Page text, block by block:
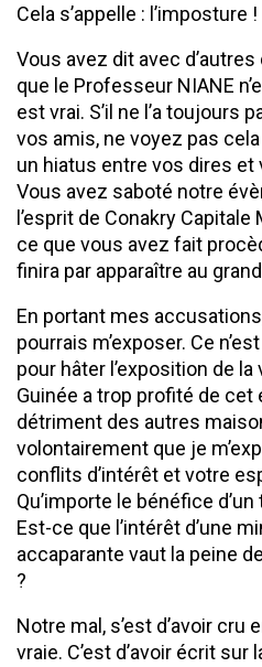
Cela s’appelle : l’imposture !
Vous avez dit avec
que le Professeur NIANE
est vrai. S’il ne l’a toujours
vos amis, ne voyez pas cela
un hiatus entre vos dires et
Vous avez saboté notre
l’esprit de Conakry
ce que vous avez fait
finira par apparaître au
En portant mes
pourrais m’exposer. Ce
pour hâter l’exposition de
Guinée a trop profité de cet
détriment des autres
volontairement que je
conflits d’intérêt et votre
Qu’importe le bénéfice
Est-ce que l’intérêt d’une
accaparante vaut la peine
?
Notre mal, s’est d’avoir cru
vraie. C’est d’avoir écrit